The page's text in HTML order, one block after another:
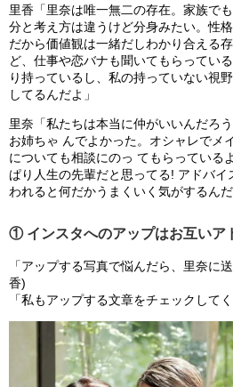
里香「里奈は唯一無二の存在。家族で
分と考え方は違うけど分身みたい。性
だから価値観は一緒だしわかり合える
ど、仕事や恋バナも聞いてもらってい
り持っているし、私の持っていない視
してるんだよ」
里奈「私たちは本当に仲がいいんだろ
お姉ちゃ んでよかった。オシャレでメ
についても相談にのっ てもらっている
ぱり人生の先輩だと思ってる! アドバ
われると何だかうまくいく気がするんだ!
① インスタへのアップはお互いア
「アップする写真で悩んだら、里奈に
香)
「私もアップする文章をチェックして